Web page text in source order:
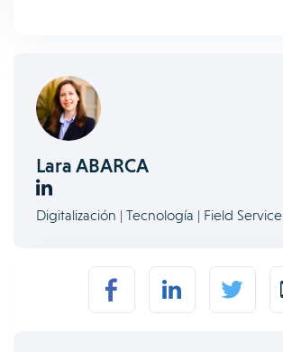
Lara ABARCA
Digitalización | Tecnología | Field Service